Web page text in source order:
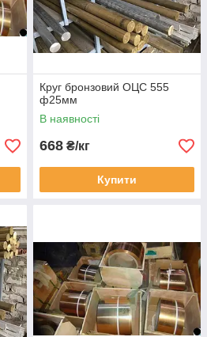
Круг бронзовий ОЦС 555
ф25мм
В наявності
668 ₴/кг
Купити